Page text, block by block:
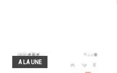
A LA UNE